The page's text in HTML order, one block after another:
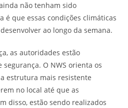
não tenham sido
é que essas condições climáticas
ao longo da semana.
as autoridades estão
O NWS orienta os
estrutura mais resistente
no local até que as
disso, estão sendo realizados